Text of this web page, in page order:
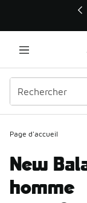
Ce lien ouvrira une
Page d'accueil
New
homme